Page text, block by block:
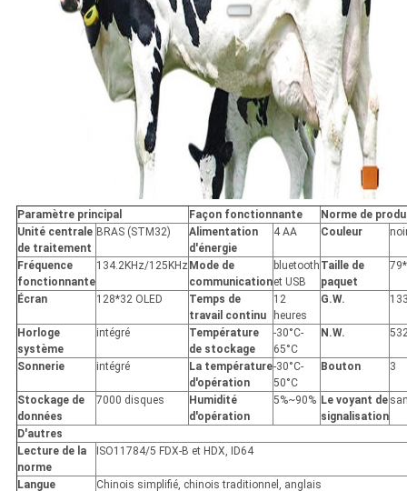
Paramètre principal Façon fonctionnante
Norme de
Unité centrale
de traitement
BRAS (STM32)
Alimentation
d'énergie
4 AA Couleur
Fréquence
fonctionnante
134.2KHz/125KHz Mode de
communication
bluetooth
et USB
Taille de
paquet
Écran 128*32 OLED
Temps de
travail continu
12
heures
G.W.
Horloge
système
intégré
Température
de stockage
-30°C-
65°C
N.W.
Sonnerie intégré
La température
d'opération
-30°C-
50°C
Bouton 3
Stockage de
données
7000 disques
Humidité
d'opération
5%~90% Le voyant de
signalisation
D'autres
Lecture de la
norme
ISO11784/5 FDX-B et HDX, ID64
Langue Chinois simplifié, chinois traditionnel, anglais